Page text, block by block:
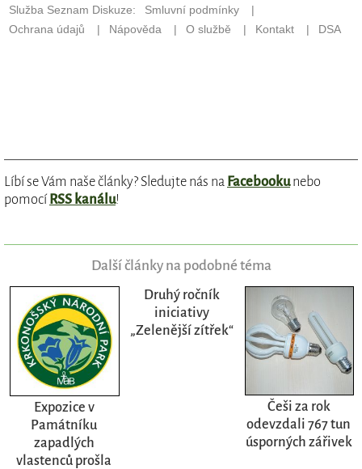
Líbí se Vám naše články? Sledujte nás na Facebookunebo
pomocíRSS kanálu!
Další články na podobné téma
Expozice v
Památníku
zapadlých
vlastenců prošla
Druhý ročník
iniciativy
„Zelenější zítřek“
Češi za rok
odevzdali 767 tun
úsporných zářivek